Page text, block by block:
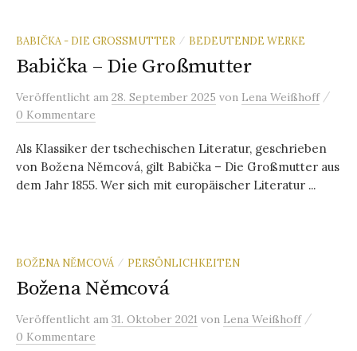
BABIČKA - DIE GROSSMUTTER / BEDEUTENDE WERKE
Babička – Die Großmutter
Veröffentlicht am 28. September 2025 von Lena Weißhoff /
0 Kommentare
Als Klassiker der tschechischen Literatur, geschrieben
von Božena Němcová, gilt Babička – Die Großmutter aus
dem Jahr 1855. Wer sich mit europäischer Literatur ...
BOŽENA NĚMCOVÁ / PERSÖNLICHKEITEN
Božena Němcová
Veröffentlicht am 31. Oktober 2021 von Lena Weißhoff /
0 Kommentare